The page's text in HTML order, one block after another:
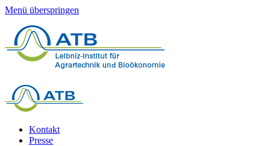
Menü überspringen
Kontakt
Presse